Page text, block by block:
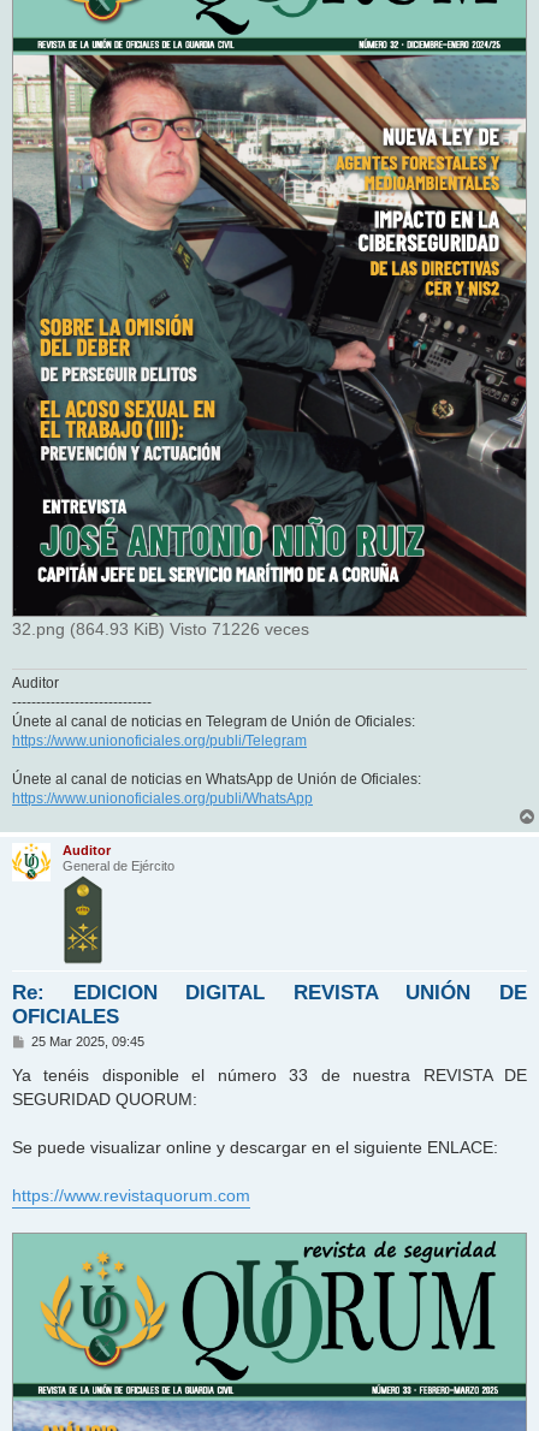
32.png (864.93 KiB) Visto 71226 veces
Auditor
-----------------------------
Únete al canal de noticias en Telegram de Unión de Oficiales:
https://www.unionoficiales.org/publi/Telegram
Únete al canal de noticias en WhatsApp de Unión de Oficiales:
https://www.unionoficiales.org/publi/WhatsApp
Auditor
General de Ejército
Re: EDICION DIGITAL REVISTA UNIÓN DE
OFICIALES
M
n
a
25 Mar 2025, 09:45
Ya tenéis disponible el número 33 de nuestra REVISTA DE
SEGURIDAD QUORUM:
Se puede visualizar online y descargar en el siguiente ENLACE:
https://www.revistaquorum.com